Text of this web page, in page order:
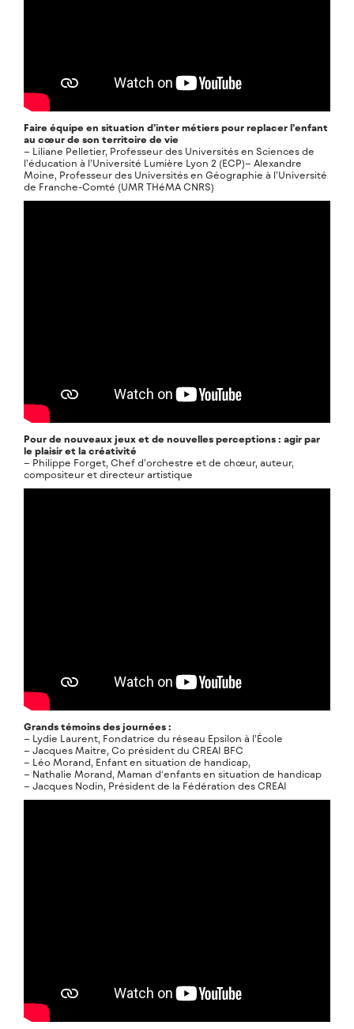
Faire équipe en situation d’inter métiers pour replacer l’enfant
au cœur de son territoire de vie
– Liliane Pelletier, Professeur des Universités en Sciences de
l’éducation à l’Université Lumière Lyon 2 (ECP)– Alexandre
Moine, Professeur des Universités en Géographie à l’Université
de Franche-Comté (UMR THéMA CNRS)
Pour de nouveaux jeux et de nouvelles perceptions : agir par
le plaisir et la créativité
– Philippe Forget, Chef d’orchestre et de chœur, auteur,
compositeur et directeur artistique
Grands témoins des journées :
– Lydie Laurent, Fondatrice du réseau Epsilon à l’École
– Jacques Maitre, Co président du CREAI BFC
– Léo Morand, Enfant en situation de handicap,
– Nathalie Morand, Maman d‘enfants en situation de handicap
– Jacques Nodin, Président de la Fédération des CREAI